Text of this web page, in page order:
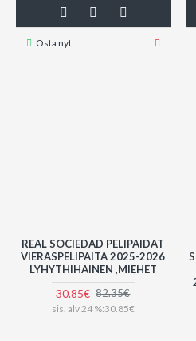
Osta nyt
REAL SOCIEDAD PELIPAIDAT
VIERASPELIPAITA 2025-2026
LYHYTHIHAINEN ,MIEHET
30.85€ 82.35€
sis. alv 24 %:30.85€